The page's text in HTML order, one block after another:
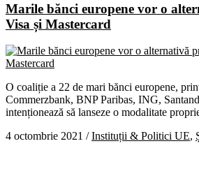
Marile bănci europene vor o
Visa și Mastercard
O coaliție a 22 de mari bănci europene,
Commerzbank, BNP Paribas, ING,
intenționează să lanseze o modalitate
4 octombrie 2021 /Instituții & Politici UE,